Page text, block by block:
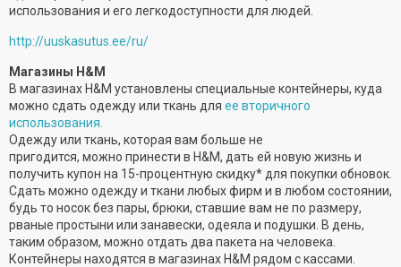
использования и его легкодоступности для людей.
http://uuskasutus.ee/ru/
Магазины H&M
В магазинах H&M установлены специальные контейнеры, куда
можно сдать одежду или ткань для ее вторичного
использования.
Одежду или ткань, которая вам больше не
пригодится, можно принести в H&M, дать ей новую жизнь и
получить купон на 15-процентную скидку* для покупки обновок.
Сдать можно одежду и ткани любых фирм и в любом состоянии,
будь то носок без пары, брюки, ставшие вам не по размеру,
рваные простыни или занавески, одеяла и подушки. В день,
таким образом, можно отдать два пакета на человека.
Контейнеры находятся в магазинах H&M рядом с кассами.